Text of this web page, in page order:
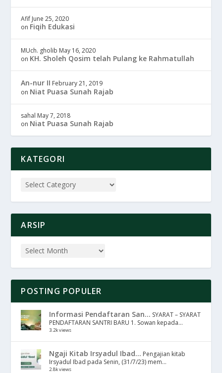
Afif June 25, 2020
on Fiqih Edukasi
MUch. gholib May 16, 2020
on KH. Sholeh Qosim telah Pulang ke Rahmatullah
An-nur II February 21, 2019
on Niat Puasa Sunah Rajab
sahal May 7, 2018
on Niat Puasa Sunah Rajab
KATEGORI
ARSIP
POSTING POPULER
Informasi Pendaftaran San... SYARAT – SYARAT
PENDAFTARAN SANTRI BARU 1. Sowan kepada...
3.2k views
Ngaji Kitab Irsyadul Ibad... Pengajian kitab
Irsyadul Ibad pada Senin, (31/7/23) mem...
2.8k views